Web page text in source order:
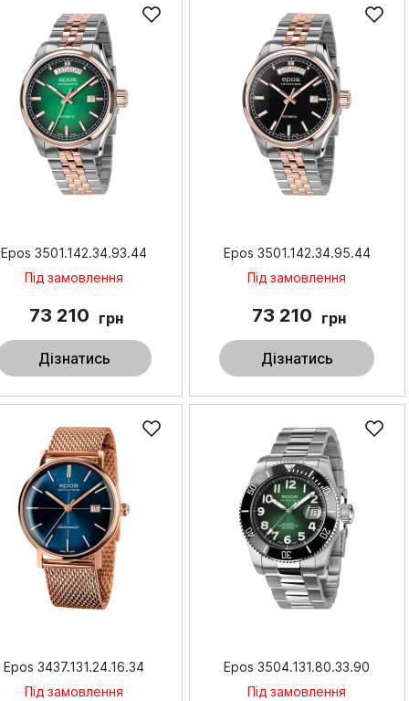
Epos 3501.142.34.93.44
Під замовлення
73 210 грн
Дізнатись
Epos 3501.142.34.95.44
Під замовлення
73 210 грн
Дізнатись
Epos 3437.131.24.16.34
Під замовлення
Epos 3504.131.80.33.90
Під замовлення